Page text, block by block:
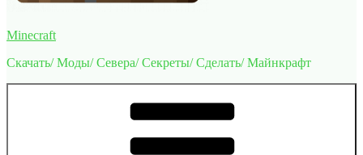
Minecraft
Скачать/ Моды/ Севера/ Секреты/ Сделать/ Майнкрафт